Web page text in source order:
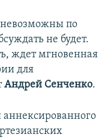
невозможны по
не будет.
ждет мгновенная
для
Андрей Сенченко.
аннексированного